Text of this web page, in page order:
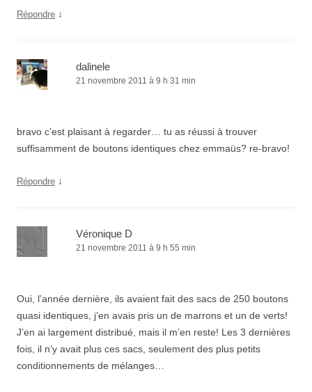
Répondre ↓
dalinele
21 novembre 2011 à 9 h 31 min
bravo c’est plaisant à regarder… tu as réussi à trouver
suffisamment de boutons identiques chez emmaüs? re-bravo!
Répondre ↓
Véronique D
21 novembre 2011 à 9 h 55 min
Oui, l’année dernière, ils avaient fait des sacs de 250 boutons
quasi identiques, j’en avais pris un de marrons et un de verts!
J’en ai largement distribué, mais il m’en reste! Les 3 dernières
fois, il n’y avait plus ces sacs, seulement des plus petits
conditionnements de mélanges…